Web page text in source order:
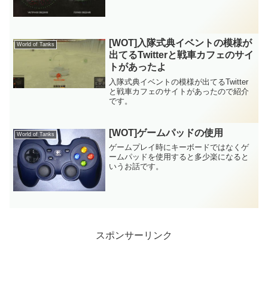
World of Tanks
[WOT]入隊式典イベントの模様が
出てるTwitterと戦車カフェのサイ
トがあったよ
入隊式典イベントの模様が出てるTwitter
と戦車カフェのサイトがあったので紹介
です。
World of Tanks [WOT]ゲームパッドの使用
ゲームプレイ時にキーボードではなくゲ
ームパッドを使用すると多少楽になると
いうお話です。
スポンサーリンク